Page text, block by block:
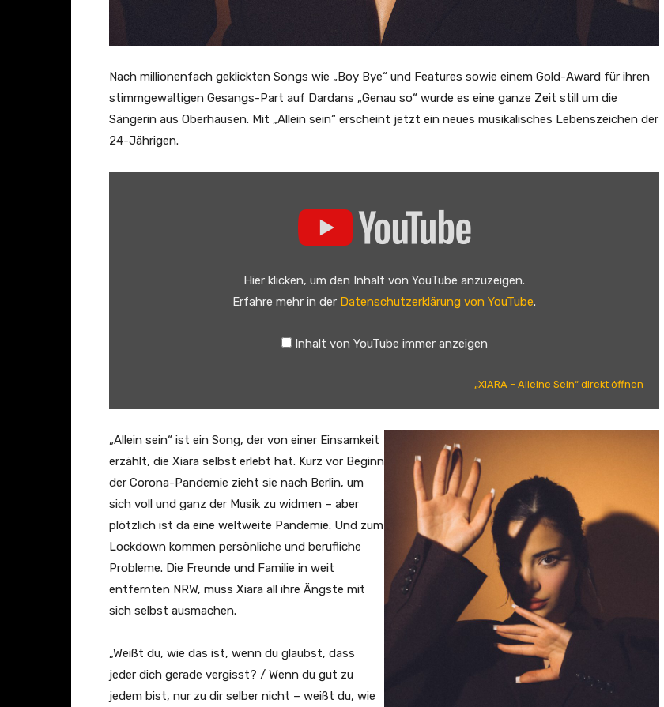
Nach millionenfach geklickten Songs wie „Boy Bye“ und Features sowie einem Gold-Award für ihren
stimmgewaltigen Gesangs-Part auf Dardans „Genau so“ wurde es eine ganze Zeit still um die
Sängerin aus Oberhausen. Mit „Allein sein“ erscheint jetzt ein neues musikalisches Lebenszeichen der
24-Jährigen.
n
e
S
e
i
n
“
v
o
Y
o
u
Hier klicken, um den Inhalt von YouTube anzuzeigen.
Erfahre mehr in der Datenschutzerklärung von YouTube.
Inhalt von YouTube immer anzeigen
„XIARA – Alleine Sein“ direkt öffnen
„Allein sein“ ist ein Song, der von einer Einsamkeit
erzählt, die Xiara selbst erlebt hat. Kurz vor Beginn
der Corona-Pandemie zieht sie nach Berlin, um
sich voll und ganz der Musik zu widmen – aber
plötzlich ist da eine weltweite Pandemie. Und zum
Lockdown kommen persönliche und berufliche
Probleme. Die Freunde und Familie in weit
entfernten NRW, muss Xiara all ihre Ängste mit
sich selbst ausmachen.
„Weißt du, wie das ist, wenn du glaubst, dass
jeder dich gerade vergisst? / Wenn du gut zu
jedem bist, nur zu dir selber nicht – weißt du, wie